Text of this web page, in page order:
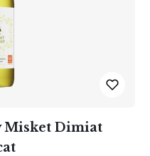
Misket Dimiat